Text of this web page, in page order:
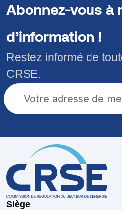
Abonnez-vous à
d’information !
Restez informé de
CRSE.
Siège